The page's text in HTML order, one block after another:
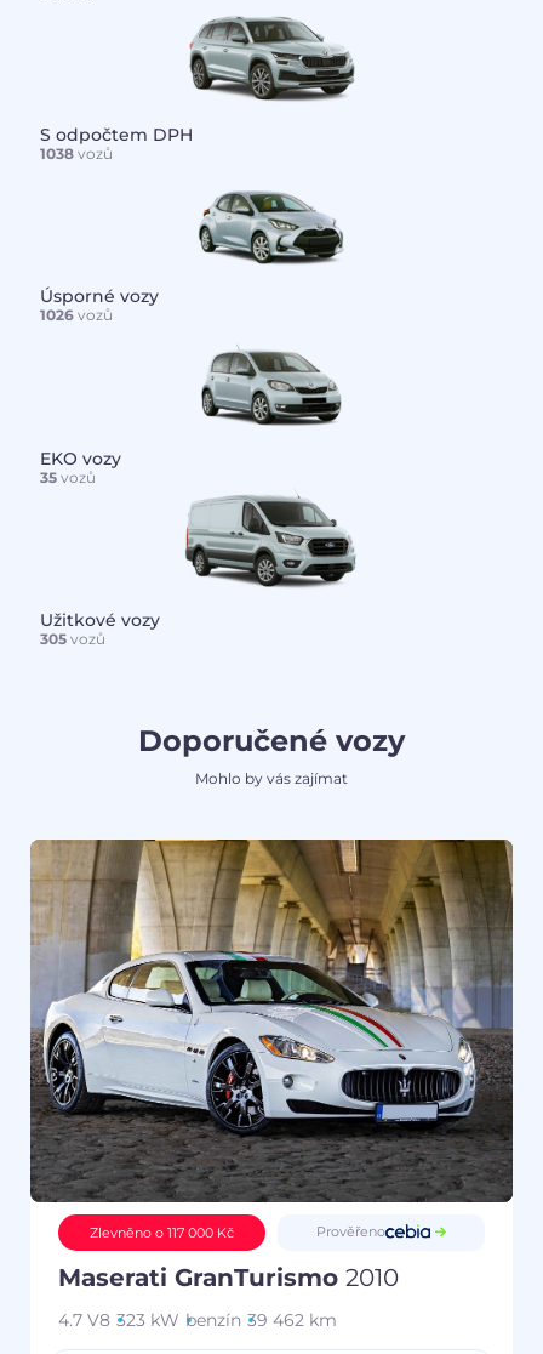
S odpočtem DPH
1038vozů
Úsporné vozy
1026vozů
EKO vozy
35vozů
Užitkové vozy
305vozů
Doporučené vozy
Mohlo by vás zajímat
Zlevněno o 117 000 Kč Prověřeno
Maserati GranTurismo 2010
4.7 V8 323 kW benzín 39 462 km